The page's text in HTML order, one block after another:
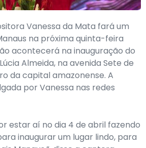
Vanessa da Mata fará um
na próxima quinta-feira
acontecerá na inauguração do
Almeida, na avenida Sete de
da capital amazonense. A
por Vanessa nas redes
estar aí no dia 4 de abril fazendo
inaugurar um lugar lindo, para